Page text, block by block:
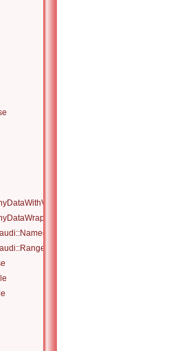
View, Owned > >
T > >
T > >
T > >